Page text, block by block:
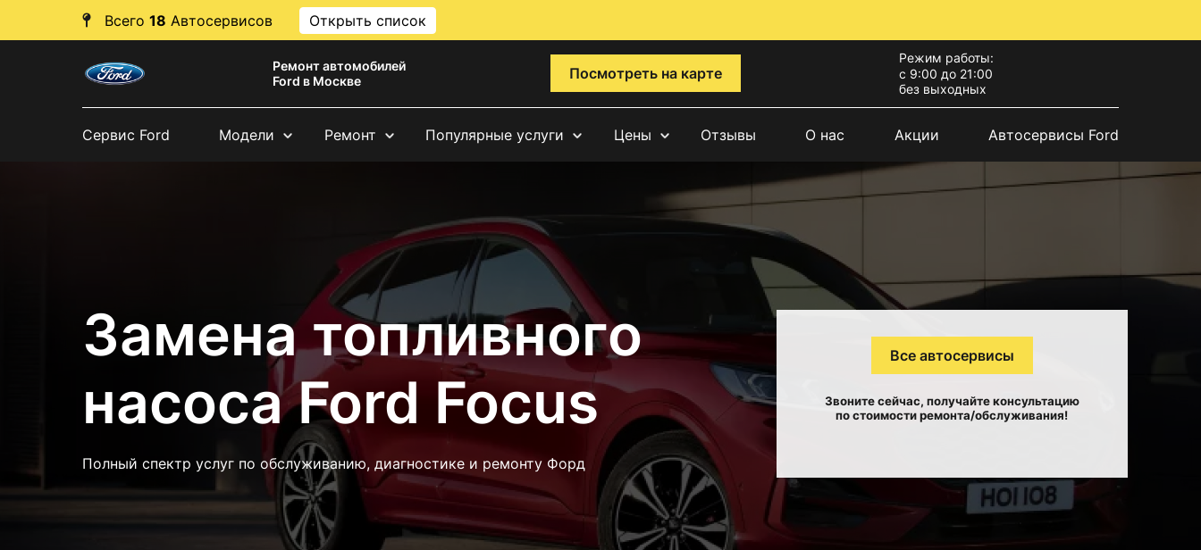
Всего 18 Автосервисов Открыть список
Ремонт автомобилей
Ford в Москве
Посмотреть на карте
Режим работы:
с 9:00 до 21:00
без выходных
Сервис Ford Модели Ремонт Популярные услуги Цены Отзывы О нас Акции Автосервисы Ford
Замена топливного
насоса Ford Focus
Полный спектр услуг по обслуживанию, диагностике и ремонту Форд
Все автосервисы
Звоните сейчас, получайте консультацию
по стоимости ремонта/обслуживания!